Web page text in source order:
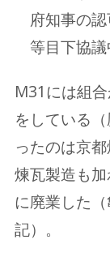
府知事の
等目下協
M31には組
をしている
ったのは京
煉瓦製造も
に廃業した
記）。